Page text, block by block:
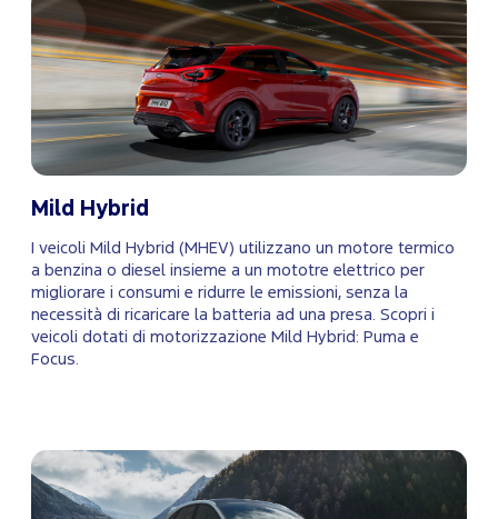
Mild Hybrid
I veicoli Mild Hybrid (MHEV) utilizzano un motore termico
a benzina o diesel insieme a un mototre elettrico per
migliorare i consumi e ridurre le emissioni, senza la
necessità di ricaricare la batteria ad una presa. Scopri i
veicoli dotati di motorizzazione Mild Hybrid: Puma e
Focus.